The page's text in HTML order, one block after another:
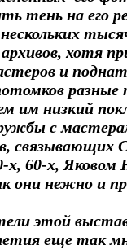
тень на его
хотя
и
разные
им низкий
с
связывающих
60-х, Яковом
они нежно и
этой
еще так